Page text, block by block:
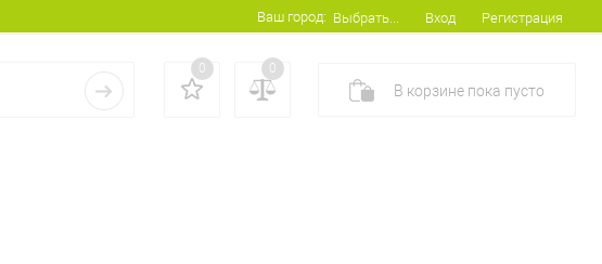
Ваш город: Выбрать... Вход Регистрация
0 0
В корзине пока пусто